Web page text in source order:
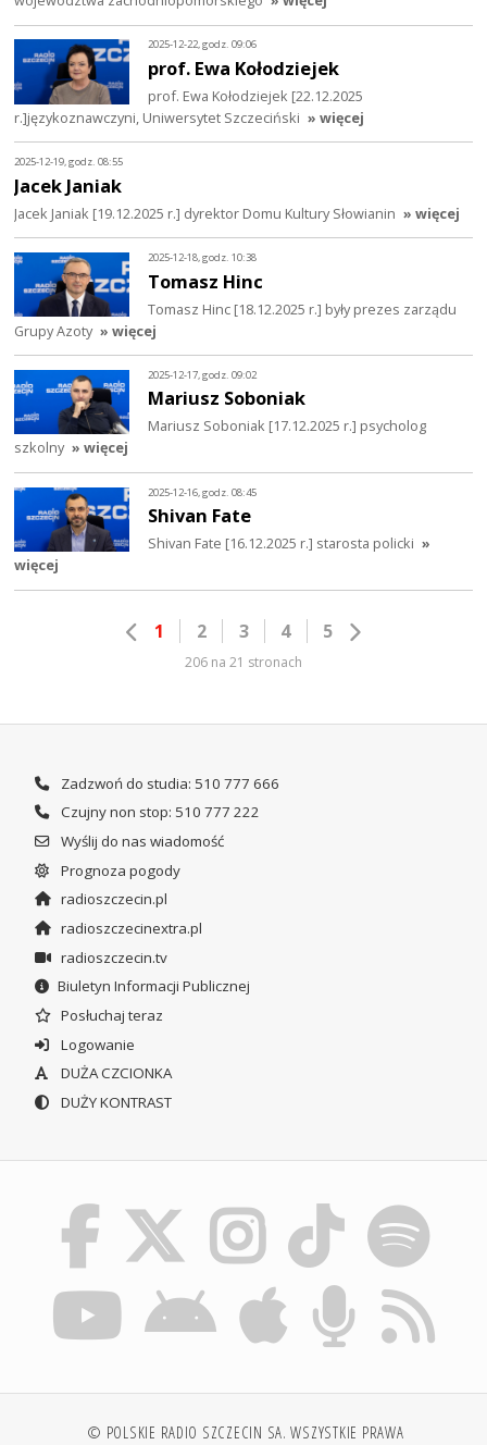
2025-12-22, godz. 09:06
prof. Ewa Kołodziejek
prof. Ewa Kołodziejek [22.12.2025
r.]językoznawczyni, Uniwersytet Szczeciński » więcej
2025-12-19, godz. 08:55
Jacek Janiak
Jacek Janiak [19.12.2025 r.] dyrektor Domu Kultury Słowianin » więcej
2025-12-18, godz. 10:38
Tomasz Hinc
Tomasz Hinc [18.12.2025 r.] były prezes zarządu
Grupy Azoty » więcej
2025-12-17, godz. 09:02
Mariusz Soboniak
Mariusz Soboniak [17.12.2025 r.] psycholog
szkolny » więcej
2025-12-16, godz. 08:45
Shivan Fate
Shivan Fate [16.12.2025 r.] starosta policki »
więcej
1 2 3 4 5
206 na 21 stronach
Zadzwoń do studia: 510 777 666
Czujny non stop: 510 777 222
Wyślij do nas wiadomość
Prognoza pogody
radioszczecin.pl
radioszczecinextra.pl
radioszczecin.tv
Biuletyn Informacji Publicznej
Posłuchaj teraz
Logowanie
DUŻA CZCIONKA
DUŻY KONTRAST
© POLSKIE RADIO SZCZECIN SA. WSZYSTKIE PRAWA